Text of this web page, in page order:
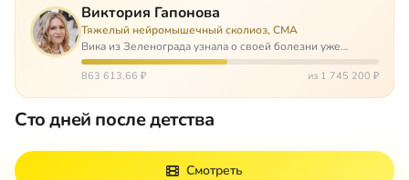
Виктория Гапонова
Тяжелый нейромышечный сколиоз, СМА
Вика из Зеленограда узнала о своей болезни уже
будучи в сознательном возрасте. Ей пришлось
привыкать к инвалидной коляске и сильнейшему
863 613,66 ₽ из 1 745 200 ₽
Сто дней после детства
Смотреть